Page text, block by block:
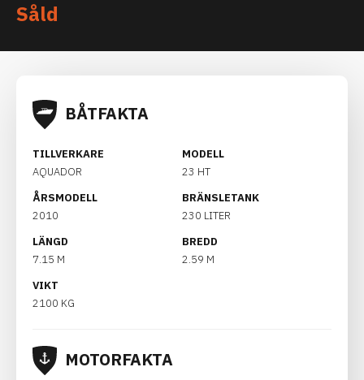
Såld
BÅTFAKTA
TILLVERKARE
AQUADOR
MODELL
23 HT
ÅRSMODELL
2010
BRÄNSLETANK
230 LITER
LÄNGD
7.15 M
BREDD
2.59 M
VIKT
2100 KG
MOTORFAKTA